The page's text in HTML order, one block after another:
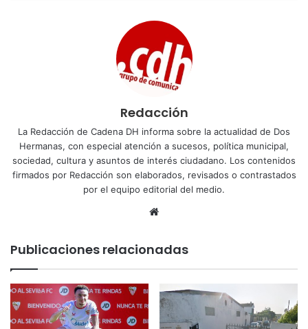
Redacción
La Redacción de Cadena DH informa sobre la actualidad de Dos
Hermanas, con especial atención a sucesos, política municipal,
sociedad, cultura y asuntos de interés ciudadano. Los contenidos
firmados por Redacción son elaborados, revisados o contrastados
por el equipo editorial del medio.
Sitio
Publicaciones relacionadas